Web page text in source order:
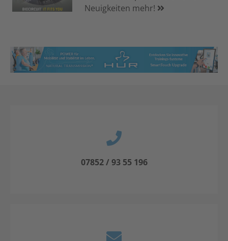
Neuigkeiten mehr!
07852 / 93 55 196